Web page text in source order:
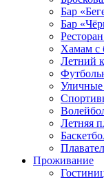
Бар
Бар
Хамам с
Летний
Уличные
Летняя
Проживание